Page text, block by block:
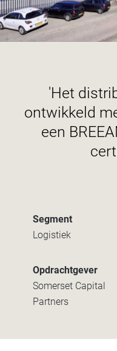
Segment
Logistiek
Opdrachtgever
Somerset Capital
Partners
'Het
ontwikkeld
een